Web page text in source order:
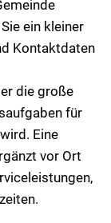
ein kleiner
Kontaktdaten
die große
für
Eine
vor Ort